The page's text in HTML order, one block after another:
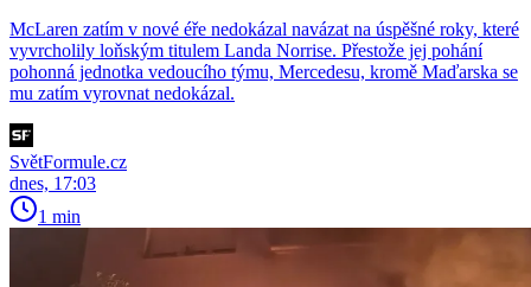
McLaren zatím v nové éře nedokázal navázat na úspěšné roky, které
vyvrcholily loňským titulem Landa Norrise. Přestože jej pohání
pohonná jednotka vedoucího týmu, Mercedesu, kromě Maďarska se
mu zatím vyrovnat nedokázal.
SvětFormule.cz
dnes, 17:03
1 min